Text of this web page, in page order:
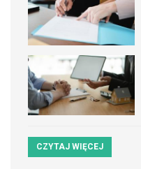
CZYTAJ WIĘCEJ